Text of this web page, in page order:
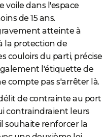
voile dans l'espace
de 15 ans.
atteinte à
la protection de
couloirs du parti, précise
l'étiquette de
compte pas s'arrêter là.
de contrainte au port
contraindraient leurs
souhaite renforcer la